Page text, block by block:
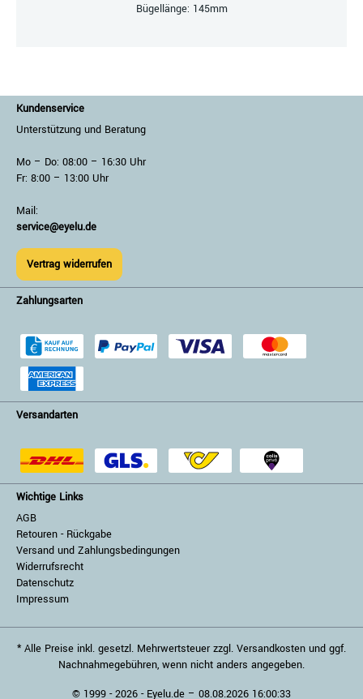
Bügellänge: 145mm
Kundenservice
Unterstützung und Beratung
Mo – Do: 08:00 – 16:30 Uhr
Fr: 8:00 – 13:00 Uhr
Mail:
service@eyelu.de
Vertrag widerrufen
Zahlungsarten
Versandarten
Wichtige Links
AGB
Retouren - Rückgabe
Versand und Zahlungsbedingungen
Widerrufsrecht
Datenschutz
Impressum
* Alle Preise inkl. gesetzl. Mehrwertsteuer zzgl. Versandkosten und ggf.
Nachnahmegebühren, wenn nicht anders angegeben.
© 1999 - 2026 - Eyelu.de – 08.08.2026 16:00:33